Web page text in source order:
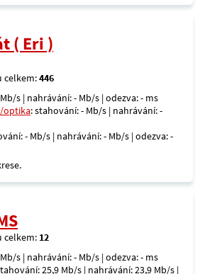
( Eri )
celkem:446
s | nahrávání: - Mb/s | odezva: - ms
optika: stahování: - Mb/s | nahrávání: -
- Mb/s | nahrávání: - Mb/s | odezva: -
celkem: 12
s | nahrávání: - Mb/s | odezva: - ms
25,9 Mb/s | nahrávání: 23,9 Mb/s |